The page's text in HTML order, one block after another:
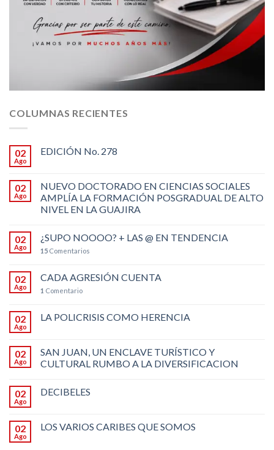
COLUMNAS RECIENTES
02
Ago
EDICIÓN No. 278
02
Ago
NUEVO DOCTORADO EN CIENCIAS SOCIALES
AMPLÍA LA FORMACIÓN POSGRADUAL DE ALTO
NIVEL EN LA GUAJIRA
02
Ago
¿SUPO NOOOO? + LAS @ EN TENDENCIA
15 Comentarios
02
Ago
CADA AGRESIÓN CUENTA
1 Comentario
02
Ago
LA POLICRISIS COMO HERENCIA
02
Ago
SAN JUAN, UN ENCLAVE TURÍSTICO Y
CULTURAL RUMBO A LA DIVERSIFICACION
02
Ago
DECIBELES
02
Ago
LOS VARIOS CARIBES QUE SOMOS